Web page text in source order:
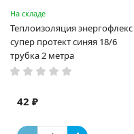
На складе
Теплоизоляция энергофлекс
супер протект синяя 18/6
трубка 2 метра
42 ₽